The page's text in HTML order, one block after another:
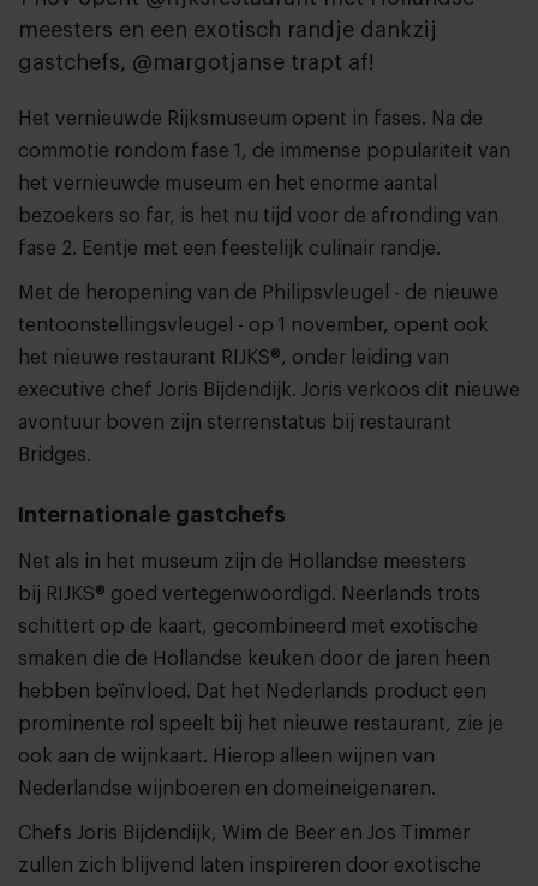
meesters en een exotisch randje dankzij
gastchefs, @margotjanse trapt af!
Het vernieuwde Rijksmuseum opent in fases. Na de
commotie rondom fase 1, de immense populariteit van
het vernieuwde museum en het enorme aantal
bezoekers so far, is het nu tijd voor de afronding van
fase 2. Eentje met een feestelijk culinair randje.
Met de heropening van de Philipsvleugel - de nieuwe
tentoonstellingsvleugel - op 1 november, opent ook
het nieuwe restaurant RIJKS®, onder leiding van
executive chef Joris Bijdendijk. Joris verkoos dit nieuwe
avontuur boven zijn sterrenstatus bij restaurant
Bridges.
Internationale gastchefs
Net als in het museum zijn de Hollandse meesters
bij RIJKS® goed vertegenwoordigd. Neerlands trots
schittert op de kaart, gecombineerd met exotische
smaken die de Hollandse keuken door de jaren heen
hebben beïnvloed. Dat het Nederlands product een
prominente rol speelt bij het nieuwe restaurant, zie je
ook aan de wijnkaart. Hierop alleen wijnen van
Nederlandse wijnboeren en domeineigenaren.
Chefs Joris Bijdendijk, Wim de Beer en Jos Timmer
zullen zich blijvend laten inspireren door exotische